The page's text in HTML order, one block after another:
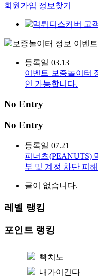
회원가입 정보찾기
보증놀이터 정보 이벤트
등록일 03.13
이벤트 보증놀이터
인 가능합니다.
No Entry
No Entry
등록일 07.21
피너츠(PEANUTS)
부 및 계정 차단 피해
글이 없습니다.
레벨 랭킹
포인트 랭킹
빡치노
내가이긴다